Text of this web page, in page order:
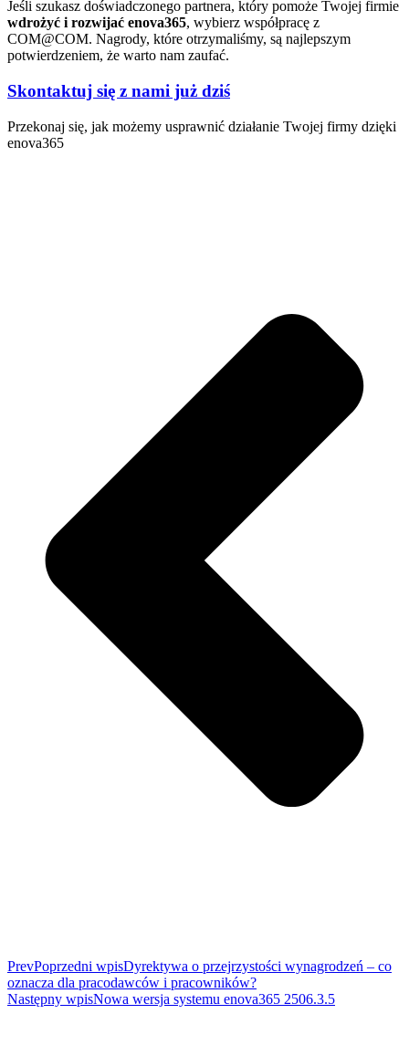
Jeśli szukasz doświadczonego partnera, który pomoże Twojej firmie
wdrożyć i rozwijać enova365, wybierz współpracę z
COM@COM. Nagrody, które otrzymaliśmy, są najlepszym
potwierdzeniem, że warto nam zaufać.
Skontaktuj się z nami już dziś
Przekonaj się, jak możemy usprawnić działanie Twojej firmy dzięki
enova365
PrevPoprzedni wpisDyrektywa o przejrzystości wynagrodzeń – co
oznacza dla pracodawców i pracowników?
Następny wpisNowa wersja systemu enova365 2506.3.5